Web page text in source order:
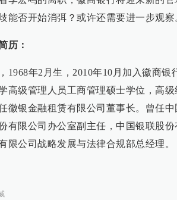
能否开始消弭？或许还需要进一步观察
历：
1968年2月生，2010年10月加入徽商银
高级管理人员工商管理硕士学位，高
徽银金融租赁有限公司董事长。曾任
有限公司办公室副主任，中国银联股
限公司战略发展与法律合规部总经理。